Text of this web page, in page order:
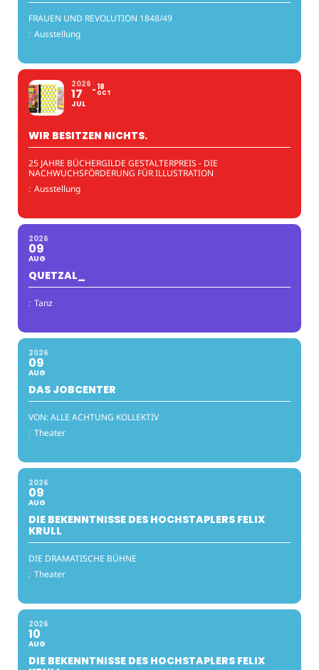
FRAUEN UND REVOLUTION 1848/49
: Ausstellung
2026
17
JUL
18
OCT
WIR BESITZEN NICHTS.
25 JAHRE BÜCHERGILDE GESTALTERPREIS - DIE
NACHWUCHSFÖRDERUNG FÜR ILLUSTRATION
: Ausstellung
2026
09
AUG
QUETZAL_
: Tanz
2026
09
AUG
DAS JOBCENTER
VON: ALLE ACHTUNG KOLLEKTIV
: Theater
2026
09
AUG
DIE BEKENNTNISSE DES HOCHSTAPLERS FELIX
KRULL
DIE DRAMATISCHE BÜHNE
: Theater
2026
10
AUG
DIE BEKENNTNISSE DES HOCHSTAPLERS FELIX